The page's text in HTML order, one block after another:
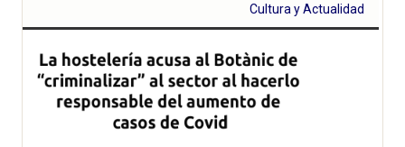
Cultura y Actualidad